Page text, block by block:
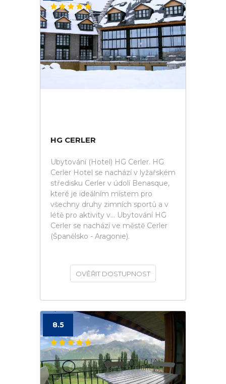
HG CERLER
Ubytování (Hotel) HG Cerler. HG
Cerler Hotel se nachází v lyžařském
středisku Cerler v údolí Benasque,
které je ideálním místem pro
všechny druhy zimních sportů a v
létě pro aktivity v... Ubytování HG
Cerler se nachází ve městě Cerler
(Španělsko - Aragonie).
OVĚŘIT DOSTUPNOST
8.5